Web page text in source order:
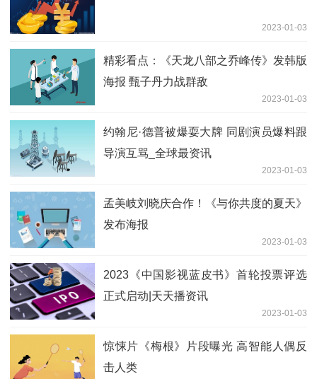
2023-01-03
精彩看点：《天龙八部之乔峰传》发韩版
海报 甄子丹力战群敌
2023-01-03
约翰尼·德普被爆耍大牌 同剧演员爆料跟
导演互骂_全球最资讯
2023-01-03
孟美岐刘晓庆合作！《与你共度的夏天》
发布海报
2023-01-03
2023《中国影视蓝皮书》首轮投票评选
正式启动|天天播资讯
2023-01-03
惊悚片《梅根》片段曝光 高智能人偶反
击人类